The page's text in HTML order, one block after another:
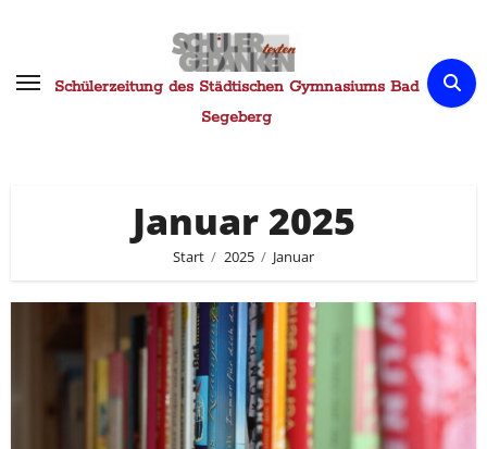
springenSchülerzeitung des Städtischen Gymnasiums Bad
Segeberg
Januar 2025
Start 2025 Januar